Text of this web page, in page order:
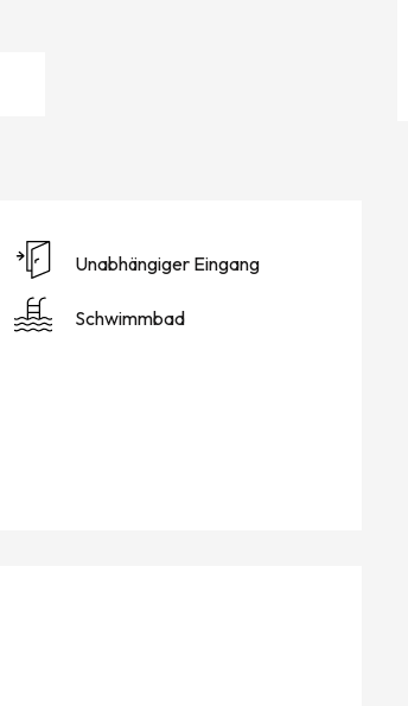
Unabhängiger Eingang
Schwimmbad